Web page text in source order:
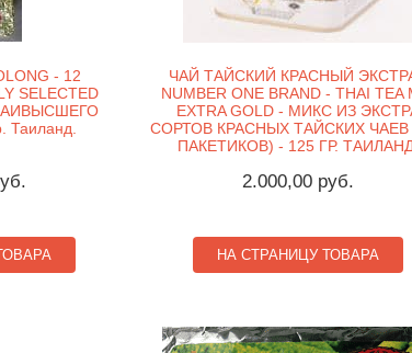
- 12
SELECTED
Таиланд.
ЧАЙ ТАЙСКИЙ КРАСНЫЙ
NUMBER ONE BRAND - THAI TEA
EXTRA GOLD - МИКС ИЗ
СОРТОВ КРАСНЫХ ТАЙСКИХ ЧАЕВ
ПАКЕТИКОВ) - 125 ГР.
2.000,00 руб.
НА СТРАНИЦУ ТОВАРА